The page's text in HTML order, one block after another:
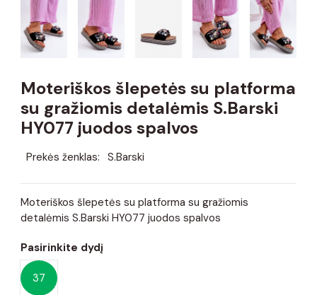
Moteriškos šlepetės su platforma
su gražiomis detalėmis S.Barski
HY077 juodos spalvos
Prekės ženklas: S.Barski
Moteriškos šlepetės su platforma su gražiomis
detalėmis S.Barski HY077 juodos spalvos
Pasirinkite dydį
37